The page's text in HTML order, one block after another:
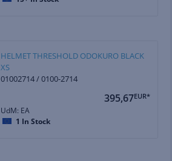
HELMET THRESHOLD ODOKURO BLACK
XS
01002714 / 0100-2714
395,67EUR*
UdM: EA
1 In Stock